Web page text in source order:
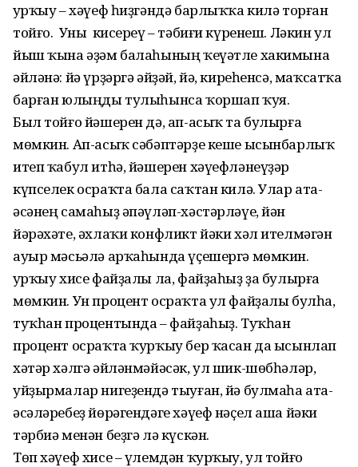
Ҡурҡыу – хәүеф һиҙгәндә барлыҡҡа килә торған
тойғо. Уны кисереү – тәбиғи күренеш. Ләкин ул
йыш ҡына әҙәм балаһының ҡеүәтле хакимына
әйләнә: йә үрҙәргә әйҙәй, йә, киреһенсә, маҡсатҡа
барған юлыңды тулыһынса ҡоршап ҡуя.
Был тойғо йәшерен дә, ап-асыҡ та булырға
мөмкин. Ап-асыҡ сәбәптәрҙе кеше ысынбарлыҡ
итеп ҡабул итһә, йәшерен хәүефләнеүҙәр
күпселек осраҡта бала саҡтан килә. Улар ата-
әсәнең самаһыҙ әпәүләп-хәстәрләүе, йән
йәрәхәте, әхлаҡи конфликт йәки хәл ителмәгән
ауыр мәсьәлә арҡаһында үҫешергә мөмкин.
Ҡурҡыу хисе файҙалы ла, файҙаһыҙ ҙа булырға
мөмкин. Ун процент осраҡта ул файҙалы булһа,
туҡһан процентында – файҙаһыҙ. Туҡһан
процент осраҡта ҡурҡыу бер ҡасан да ысынлап
хәтәр хәлгә әйләнмәйәсәк, ул шик-шөбһәләр,
уйҙырмалар ниге­ҙендә тыуған, йә булмаһа ата-
әсәләребеҙ йөрәгендәге хәүеф нәҫел аша йәки
тәрбиә менән беҙгә лә күскән.
Төп хәүеф хисе – үлемдән ҡурҡыу, ул тойғо